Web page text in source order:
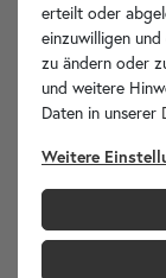
Ihr
erteilt oder
einzuwilligen
zu ändern oder
und weitere
Daten in unserer
Weitere